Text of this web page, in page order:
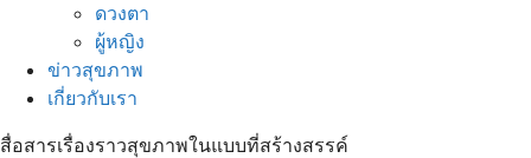
ดวงตา
ผู้หญิง
ข่าวสุขภาพ
เกี่ยวกับเรา
สื่อสารเรื่องราวสุขภาพในแบบที่สร้างสรรค์